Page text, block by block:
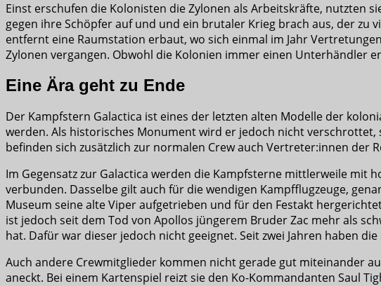
Einst erschufen die Kolonisten die Zylonen als Arbeitskräfte, nutzten
gegen ihre Schöpfer auf und und ein brutaler Krieg brach aus, der
entfernt eine Raumstation erbaut, wo sich einmal im Jahr
Zylonen vergangen. Obwohl die Kolonien immer einen Unterhändler
Eine Ära geht zu Ende
Der Kampfstern Galactica ist eines der letzten alten Modelle der
werden. Als historisches Monument wird er jedoch nicht
befinden sich zusätzlich zur normalen Crew auch Vertreter:innen der
Im Gegensatz zur Galactica werden die Kampfsterne mittlerweile
verbunden. Dasselbe gilt auch für die wendigen Kampfflugzeuge,
Museum seine alte Viper aufgetrieben und für den Festakt
ist jedoch seit dem Tod von Apollos jüngerem Bruder Zac mehr als
hat. Dafür war dieser jedoch nicht geeignet. Seit zwei Jahren haben
Auch andere Crewmitglieder kommen nicht gerade gut miteinander
aneckt. Bei einem Kartenspiel reizt sie den Ko-Kommandanten Saul